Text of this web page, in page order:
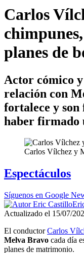
Carlos
planes de
Actor cómico
relación con
fortalece y son
haber firmado
Carlos Vílchez y
Espectáculos
Síguenos en Google
Actualizado el 15/07/
El conductorCarlos
Melva Bravo cada día
planes de matrimonio.